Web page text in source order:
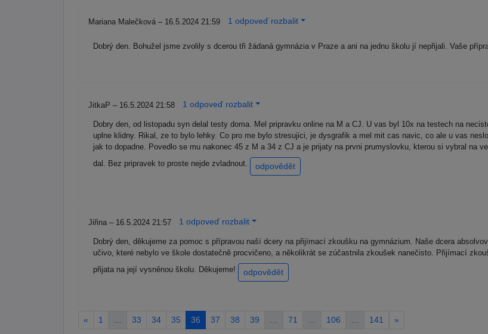
Mariana Malečková – 16.5.2024 21:59 1 odpoveď rozbalit
Dobrý den. Bohužel jsme zvolily s dcerou tři žádaná gymnázia v Praze a ani na jednu školu jí nepřijali. Vaše
JitkaP – 16.5.2024 21:58 1 odpoveď rozbalit
Dobry den, od listopadu syn delal testy doma. Mel pripravku online na M a CJ. U vas byl 10x na testech na
uplne klidny. Rikal, ze to bylo lehky. Co pro me bylo stresujici, je dysgrafik a mel mit cas navic, co ale u vas
jak to dopadne. Povedlo se mu nakonec 45 z M a 34 z CJ a je prijaty na prvni prumyslovku, kterou si vybral na
dal. Bez pripravek to proste nejde zvladnout.
odpovědět
Jiřina – 16.5.2024 21:57 1 odpoveď rozbalit
Dobrý den, děkujeme za pomoc s přípravou naší dcery na přijímací zkoušku na gymnázium. Naše dcera
učivo, které nebylo ve škole dostatečně procvičeno, a několikrát se zúčastnila zkoušek nanečisto. Přijímací
přijata na její vysněnou školu. Děkujeme!
odpovědět
« 1 33 34 35 36 37 38 39 71 106 141 »